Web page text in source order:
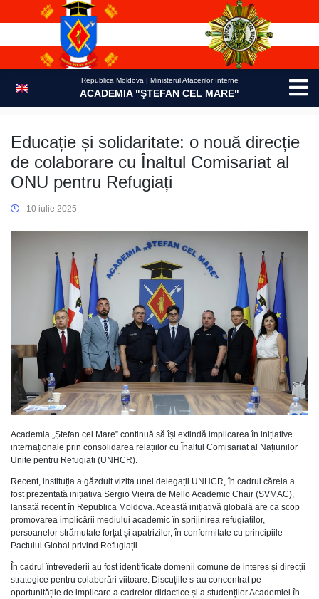
Republica Moldova | Ministerul Afacerilor Interne
ACADEMIA "ŞTEFAN CEL MARE"
Educație și solidaritate: o nouă direcție
de colaborare cu Înaltul Comisariat al
ONU pentru Refugiați
10 iulie 2025
Academia „Ștefan cel Mare” continuă să își extindă implicarea în inițiative
internaționale prin consolidarea relațiilor cu Înaltul Comisariat al Națiunilor
Unite pentru Refugiați (UNHCR).
Recent, instituția a găzduit vizita unei delegații UNHCR, în cadrul căreia a
fost prezentată inițiativa Sergio Vieira de Mello Academic Chair (SVMAC),
lansată recent în Republica Moldova. Această inițiativă globală are ca scop
promovarea implicării mediului academic în sprijinirea refugiaților,
persoanelor strămutate forțat și apatrizilor, în conformitate cu principiile
Pactului Global privind Refugiații.
În cadrul întrevederii au fost identificate domenii comune de interes și direcții
strategice pentru colaborări viitoare. Discuțiile s-au concentrat pe
oportunitățile de implicare a cadrelor didactice și a studenților Academiei în